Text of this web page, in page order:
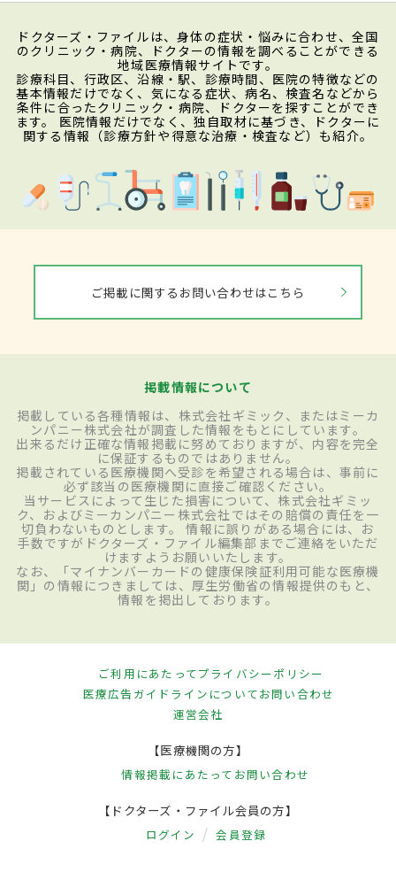
ドクターズ・ファイルは、身体の症状・悩みに合わせ、全国
のクリニック・病院、ドクターの情報を調べることができる
地域医療情報サイトです。
診療科目、行政区、沿線・駅、診療時間、医院の特徴などの
基本情報だけでなく、気になる症状、病名、検査名などから
条件に合ったクリニック・病院、ドクターを探すことができ
ます。 医院情報だけでなく、独自取材に基づき、ドクターに
関する情報（診療方針や得意な治療・検査など）も紹介。
ご掲載に関するお問い合わせはこちら
掲載情報について
掲載している各種情報は、株式会社ギミック、またはミーカ
ンパニー株式会社が調査した情報をもとにしています。
出来るだけ正確な情報掲載に努めておりますが、内容を完全
に保証するものではありません。
掲載されている医療機関へ受診を希望される場合は、事前に
必ず該当の医療機関に直接ご確認ください。
当サービスによって生じた損害について、株式会社ギミッ
ク、およびミーカンパニー株式会社ではその賠償の責任を一
切負わないものとします。 情報に誤りがある場合には、お
手数ですがドクターズ・ファイル編集部までご連絡をいただ
けますようお願いいたします。
なお、「マイナンバーカードの健康保険証利用可能な医療機
関」の情報につきましては、厚生労働省の情報提供のもと、
情報を掲出しております。
ご利用にあたってプライバシーポリシー
医療広告ガイドラインについてお問い合わせ
運営会社
【医療機関の方】
情報掲載にあたって お問い合わせ
【ドクターズ・ファイル会員の方】
ログイン 会員登録